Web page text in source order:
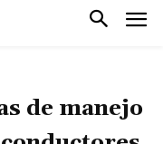
de manejo